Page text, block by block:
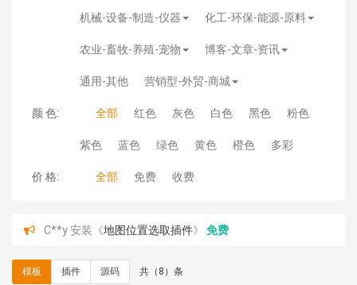
机械-设备-制造-仪器 化工-环保-能源-原料
农业-畜牧-养殖-宠物 博客-文章-资讯
通用-其他 营销型-外贸-商城
颜 色: 全部 红色 灰色 白色 黑色 粉色
紫色 蓝色 绿色 黄色 橙色 多彩
价 格: 全部 免费 收费
C**y 安装《地图位置选取插件》 免费
hk****08 安装《Prism代码高亮插件
hk****08 安装《
访客统计 》
模板 插件 源码 共（8）条